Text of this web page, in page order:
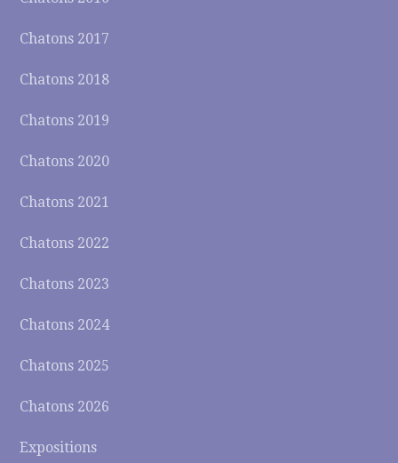
Chatons 2017
Chatons 2018
Chatons 2019
Chatons 2020
Chatons 2021
Chatons 2022
Chatons 2023
Chatons 2024
Chatons 2025
Chatons 2026
Expositions